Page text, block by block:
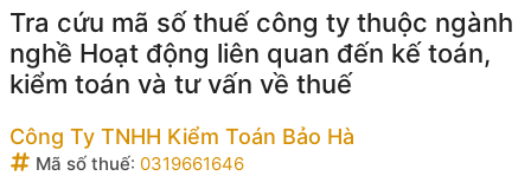
Tra cứu mã số thuế công ty thuộc ngành
nghề Hoạt động liên quan đến kế toán,
kiểm toán và tư vấn về thuế
Công Ty TNHH Kiểm Toán Bảo Hà
Mã số thuế: 0319661646